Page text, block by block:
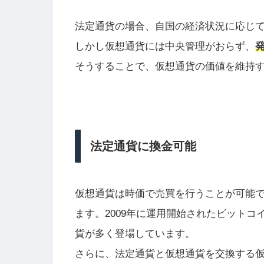
法定通貨の場合、自国の経済状況に応じ
しかし仮想通貨には中央管理がおらず、
そうすることで、仮想通貨の価値を維持
法定通貨に換金可能
仮想通貨は時価で売買を行うことが可能
ます。2009年に運用開始されたビットコ
貨が多く登場しています。
さらに、法定通貨と仮想通貨を交換する